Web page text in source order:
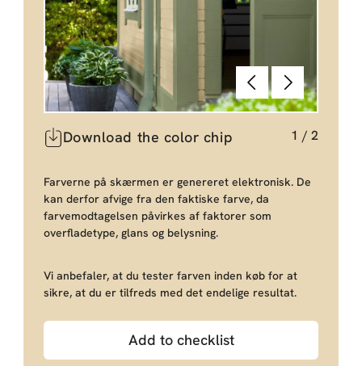
ForrigeNæste
Download the color chip 1 / 2
Farverne på skærmen er genereret elektronisk. De
kan derfor afvige fra den faktiske farve, da
farvemodtagelsen påvirkes af faktorer som
overfladetype, glans og belysning.
Vi anbefaler, at du tester farven inden køb for at
sikre, at du er tilfreds med det endelige resultat.
Add to checklist